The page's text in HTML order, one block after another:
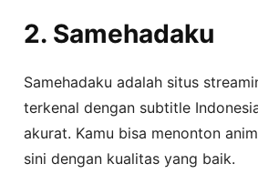
2. Samehadaku
Samehadaku adalah situs
terkenal dengan subtitle
akurat. Kamu bisa menonton
sini dengan kualitas yang baik.